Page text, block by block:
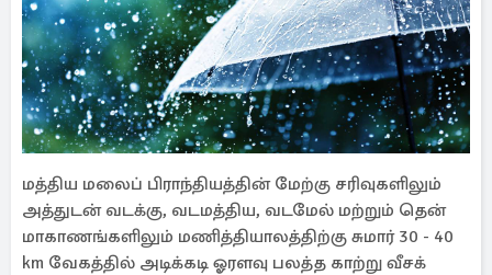
மத்திய மலைப் பிராந்தியத்தின் மேற்கு சரிவுகளிலும்
அத்துடன் வடக்கு, வடமத்திய, வடமேல் மற்றும் தென்
மாகாணங்களிலும் மணித்தியாலத்திற்கு சுமார் 30 - 40
km வேகத்தில் அடிக்கடி ஓரளவு பலத்த காற்று வீசக்